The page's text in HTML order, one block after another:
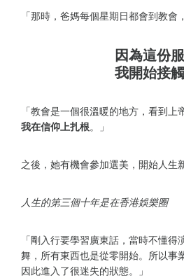
「那時，爸媽每個星期日都會到教會
因為這份
我開始接
「教會是一個很溫暖的地方，看到上
我在信仰上扎根。」
之後，她有機會參加選美，開始人生
人生的第三個十年是在香港娛樂圈
「剛入行要學習廣東話，當時不懂得
舞，所有東西也是從零開始。所以事
因此進入了很迷失的狀態。」